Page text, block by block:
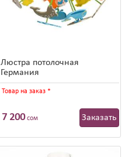
Люстра потолочная
Германия
Товар на заказ *
7 200сом Заказать